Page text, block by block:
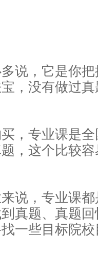
，它是你把
，没有做过
专业课是全
，这个比较
，专业课都
真题、真题
一些目标院